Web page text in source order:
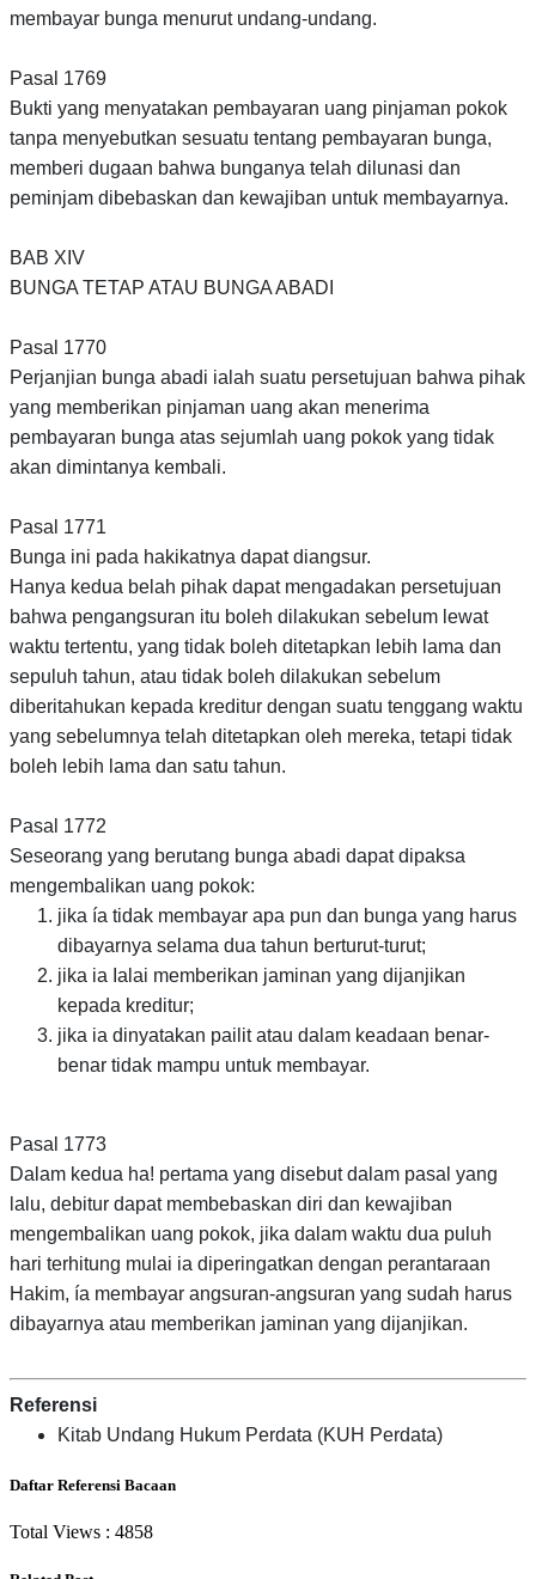
membayar bunga menurut undang-undang.
Pasal 1769
Bukti yang menyatakan pembayaran uang pinjaman pokok
tanpa menyebutkan sesuatu tentang pembayaran bunga,
memberi dugaan bahwa bunganya telah dilunasi dan
peminjam dibebaskan dan kewajiban untuk membayarnya.
BAB XIV
BUNGA TETAP ATAU BUNGA ABADI
Pasal 1770
Perjanjian bunga abadi ialah suatu persetujuan bahwa pihak
yang memberikan pinjaman uang akan menerima
pembayaran bunga atas sejumlah uang pokok yang tidak
akan dimintanya kembali.
Pasal 1771
Bunga ini pada hakikatnya dapat diangsur.
Hanya kedua belah pihak dapat mengadakan persetujuan
bahwa pengangsuran itu boleh dilakukan sebelum lewat
waktu tertentu, yang tidak boleh ditetapkan lebih lama dan
sepuluh tahun, atau tidak boleh dilakukan sebelum
diberitahukan kepada kreditur dengan suatu tenggang waktu
yang sebelumnya telah ditetapkan oleh mereka, tetapi tidak
boleh lebih lama dan satu tahun.
Pasal 1772
Seseorang yang berutang bunga abadi dapat dipaksa
mengembalikan uang pokok:
jika ía tidak membayar apa pun dan bunga yang harus
dibayarnya selama dua tahun berturut-turut;
jika ia Ialai memberikan jaminan yang dijanjikan
kepada kreditur;
jika ia dinyatakan pailit atau dalam keadaan benar-
benar tidak mampu untuk membayar.
Pasal 1773
Dalam kedua ha! pertama yang disebut dalam pasal yang
lalu, debitur dapat membebaskan diri dan kewajiban
mengembalikan uang pokok, jika dalam waktu dua puluh
hari terhitung mulai ia diperingatkan dengan perantaraan
Hakim, ía membayar angsuran-angsuran yang sudah harus
dibayarnya atau memberikan jaminan yang dijanjikan.
Referensi
Kitab Undang Hukum Perdata (KUH Perdata)
Daftar Referensi Bacaan
Total Views : 4858